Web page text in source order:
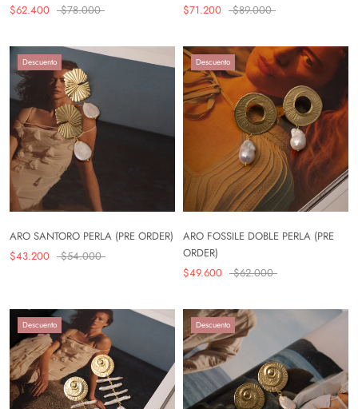
$62.400
$78.000
$71.200
$89.000
Descuento
ARO SANTORO PERLA (PRE ORDER)
$43.200
$54.000
Descuento
ARO FOSSILE DOBLE PERLA (PRE
ORDER)
$49.600
$62.000
Descuento Descuento